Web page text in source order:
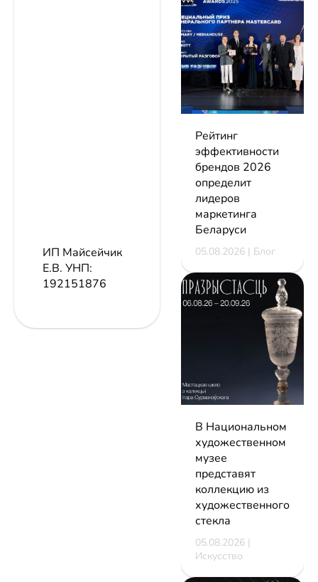
ИП Майсейчик
Е.В. УНП:
192151876
Рейтинг
эффективности
брендов 2026
определит
лидеров
маркетинга
Беларуси
05.08.2026 | Блог
В Национальном
художественном
музее
представят
коллекцию из
художественного
стекла
05.08.2026 |
Искусство